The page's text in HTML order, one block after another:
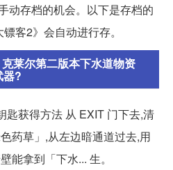
动存档的机会。以下是存档的
客2》会自动进行存。
克莱尔第二版本下水道物资
器?
匙获得方法 从 EXIT 门下去,清
药草」,从左边暗通道过去,用
能拿到「下水... 生。